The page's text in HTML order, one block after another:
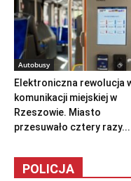
Autobusy
Elektroniczna rewolucja
komunikacji miejskiej w
Rzeszowie. Miasto
przesuwało cztery razy...
POLICJA